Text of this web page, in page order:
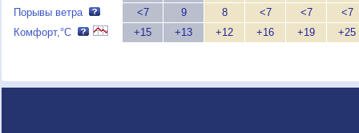
Порывы ветра
Комфорт,°C
<7
+15
9
+13
8
+12
<7
+16
<7
+19
<7
+25